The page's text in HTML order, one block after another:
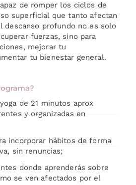
de romper los ciclos de
superficial que tanto afectan
descanso profundo no es solo
fuerzas, sino para
mejorar tu
tu bienestar general.
de 21 minutos aprox
y organizadas en
incorporar hábitos de forma
sin renuncias;
donde aprenderás sobre
se ven afectados por el